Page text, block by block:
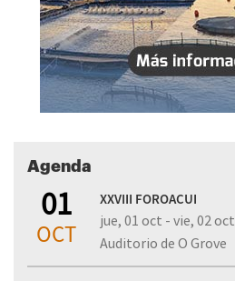
Agenda
01
OCT
XXVIII FOROACUI
jue, 01 oct - vie, 02 oct
Auditorio de O Grove